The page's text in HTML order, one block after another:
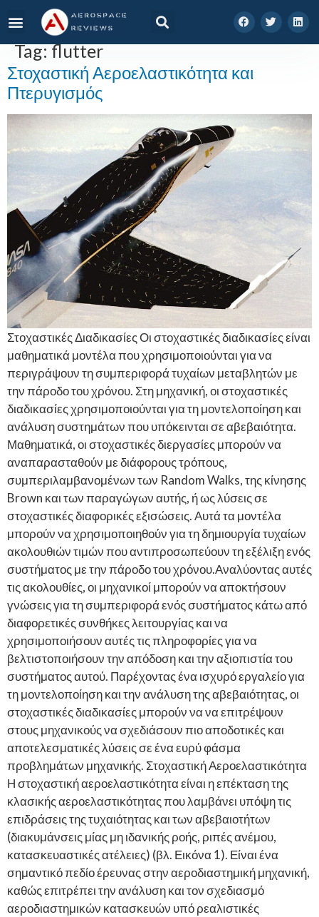
Tag:flutter
Στοχαστική Αεροελαστικότητα και
Πτερυγισμός
Στοχαστικές Διαδικασίες Οι στοχαστικές διαδικασίες είναι
μαθηματικά μοντέλα που χρησιμοποιούνται για να
περιγράψουν τη συμπεριφορά τυχαίων μεταβλητών με
την πάροδο του χρόνου. Στη μηχανική, οι στοχαστικές
διαδικασίες χρησιμοποιούνται για τη μοντελοποίηση και
ανάλυση συστημάτων που υπόκεινται σε αβεβαιότητα.
Μαθηματικά, οι στοχαστικές διεργασίες μπορούν να
αναπαρασταθούν με διάφορους τρόπους,
συμπεριλαμβανομένων των Random Walks, της κίνησης
Brown και των παραγώγων αυτής, ή ως λύσεις σε
στοχαστικές διαφορικές εξισώσεις. Αυτά τα μοντέλα
μπορούν να χρησιμοποιηθούν για τη δημιουργία τυχαίων
ακολουθιών τιμών που αντιπροσωπεύουν τη εξέλιξη ενός
συστήματος με την πάροδο του χρόνου.Αναλύοντας αυτές
τις ακολουθίες, οι μηχανικοί μπορούν να αποκτήσουν
γνώσεις για τη συμπεριφορά ενός συστήματος κάτω από
διαφορετικές συνθήκες λειτουργίας και να
χρησιμοποιήσουν αυτές τις πληροφορίες για να
βελτιστοποιήσουν την απόδοση και την αξιοπιστία του
συστήματος αυτού. Παρέχοντας ένα ισχυρό εργαλείο για
τη μοντελοποίηση και την ανάλυση της αβεβαιότητας, οι
στοχαστικές διαδικασίες μπορούν να να επιτρέψουν
στους μηχανικούς να σχεδιάσουν πιο αποδοτικές και
αποτελεσματικές λύσεις σε ένα ευρύ φάσμα
προβλημάτων μηχανικής. Στοχαστική Αεροελαστικότητα
Η στοχαστική αεροελαστικότητα είναι η επέκταση της
κλασικής αεροελαστικότητας που λαμβάνει υπόψη τις
επιδράσεις της τυχαιότητας και των αβεβαιοτήτων
(διακυμάνσεις μίας μη ιδανικής ροής, ριπές ανέμου,
κατασκευαστικές ατέλειες) (βλ. Εικόνα 1). Είναι ένα
σημαντικό πεδίο έρευνας στην αεροδιαστημική μηχανική,
καθώς επιτρέπει την ανάλυση και τον σχεδιασμό
αεροδιαστημικών κατασκευών υπό ρεαλιστικές